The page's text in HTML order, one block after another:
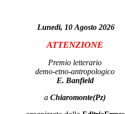
Lunedi, 10 Agosto 2026
ATTENZIONE
Premio letterario
demo-etno-antropologico
E. Banfield
a Chiaromonte(Pz)